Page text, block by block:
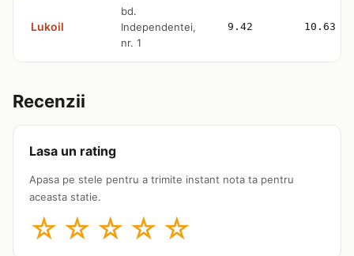
Lukoil
bd.
Independentei,
nr. 1
9.42 10.63
Recenzii
Lasa un rating
Apasa pe stele pentru a trimite instant nota ta pentru
aceasta statie.
☆ ☆ ☆ ☆ ☆